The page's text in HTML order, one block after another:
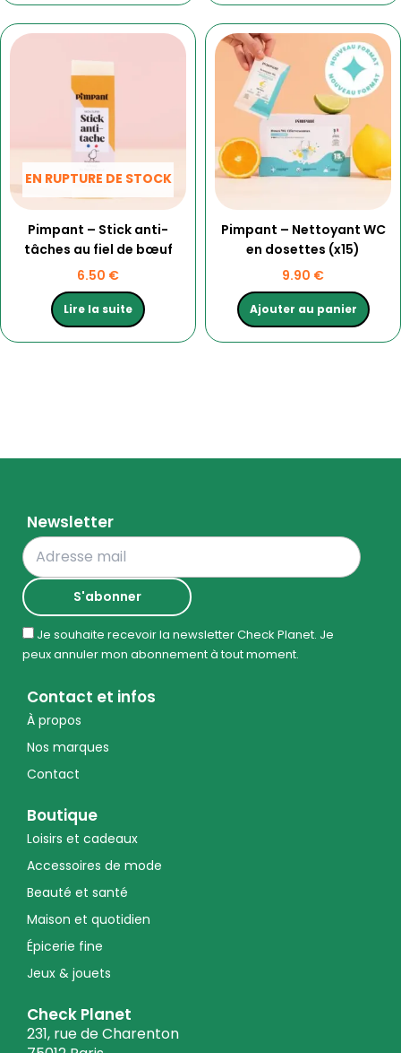
EN RUPTURE DE STOCK
Pimpant – Stick anti-
tâches au fiel de bœuf
6.50 €
Lire la suite
Pimpant – Nettoyant WC
en dosettes (x15)
9.90 €
Ajouter au panier
Check Planet
231, rue de Charenton
Boutique
Loisirs et cadeaux
Accessoires de mode
Beauté et santé
Maison et quotidien
Épicerie fine
Jeux & jouets
Contact et infos
À propos
Nos marques
Contact
Newsletter
Je souhaite recevoir la newsletter Check Planet. Je
peux annuler mon abonnement à tout moment.